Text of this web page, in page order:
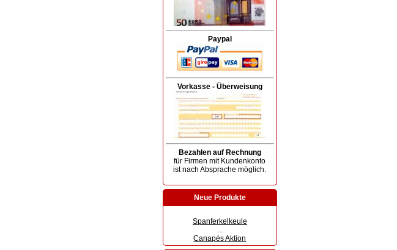
Paypal
Vorkasse - Überweisung
Bezahlen auf Rechnung
für Firmen mit Kundenkonto
ist nach Absprache möglich.
Neue Produkte
Spanferkelkeule
...
Canapés Aktion